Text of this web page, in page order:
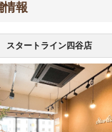
情報
スタートライン四谷店